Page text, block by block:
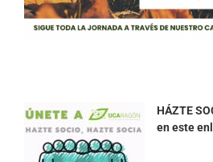
HÁZTE
en este